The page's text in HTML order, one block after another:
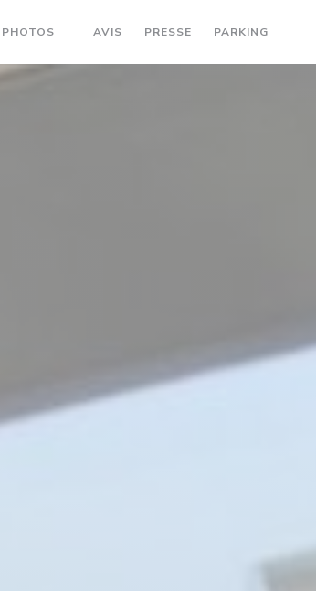
PHOTOS AVIS PRESSE PARKING